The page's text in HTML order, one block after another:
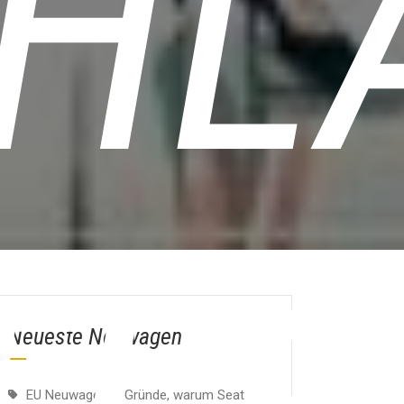
Neueste Neuwagen
EU Neuwagen: 5 Gründe, warum Seat